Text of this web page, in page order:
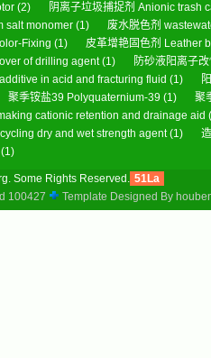
(2)
阴离子垃圾捕捉剂 Anionic trash
salt monomer (1)
废水脱色剂
Fixing (1)
皮革增艳固色剂 Leather
of drilling agent(1)
防砂液阳离子
in acid and fracturing fluid (1)
聚季铵盐39 Polyquaternium-39 (1)
聚
cationic retention and drainage aid
dry and wet strength agent(1)
(1)
Some Rights Reserved. 51La
100427 Template Designed By